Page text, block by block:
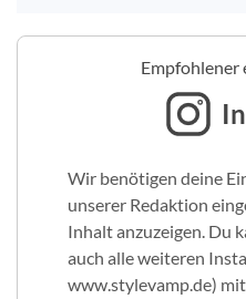
Empfohlener
Wir benötigen deine
unserer Redaktion
Inhalt anzuzeigen. Du
auch alle weiteren
www.stylevamp.de)